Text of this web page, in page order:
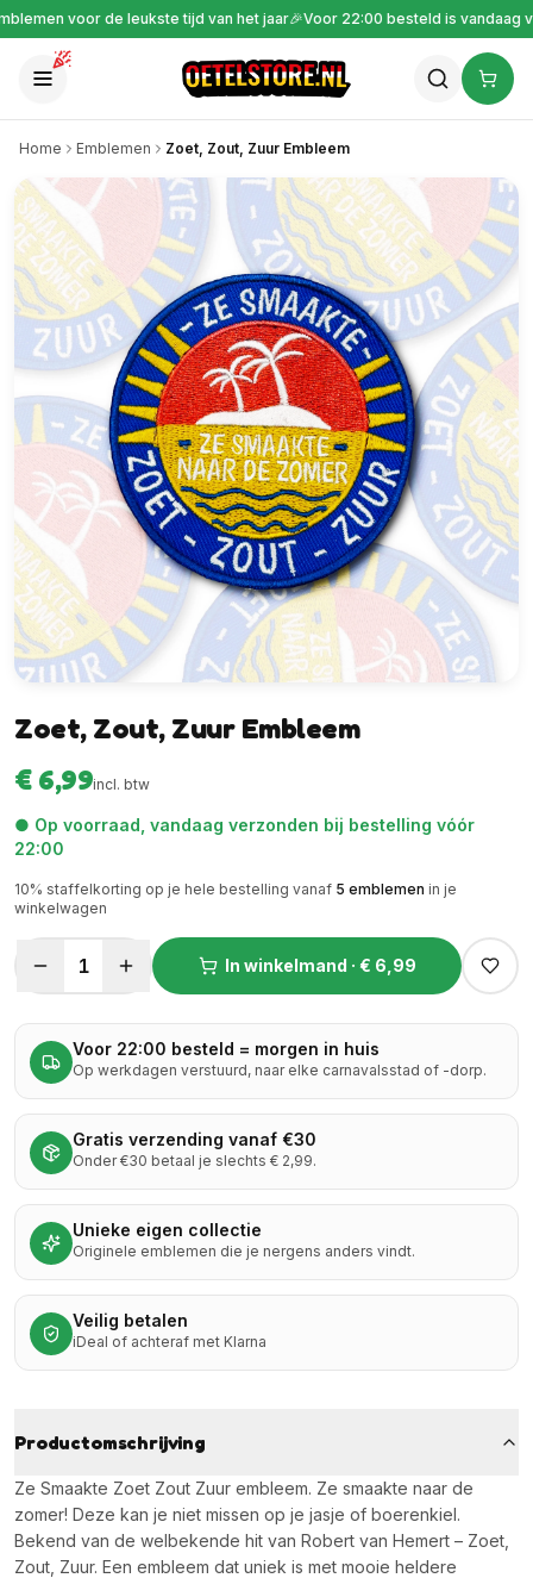
verzending vanaf €30🎉Emblemen voor de leukste tijd van het jaar🎉
Home Emblemen Zoet, Zout, Zuur Embleem
Zoet, Zout, Zuur Embleem
€ 6,99incl. btw
● Op voorraad, vandaag verzonden bij bestelling vóór
22:00
10% staffelkorting op je hele bestelling vanaf 5 emblemen in je
winkelwagen
1 In winkelmand · € 6,99
Voor 22:00 besteld = morgen in huis
Op werkdagen verstuurd, naar elke carnavalsstad of -dorp.
Gratis verzending vanaf €30
Onder €30 betaal je slechts € 2,99.
Unieke eigen collectie
Originele emblemen die je nergens anders vindt.
Veilig betalen
iDeal of achteraf met Klarna
Productomschrijving
Ze Smaakte Zoet Zout Zuur embleem. Ze smaakte naar de
zomer! Deze kan je niet missen op je jasje of boerenkiel.
Bekend van de welbekende hit van Robert van Hemert – Zoet,
Zout, Zuur. Een embleem dat uniek is met mooie heldere